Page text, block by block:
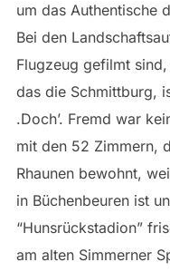
um das Authentische
Bei den
Flugzeug gefilmt
das die Schmittburg,
.Doch’. Fremd war
mit den 52 Zimmern,
Rhaunen bewohnt,
in Büchenbeuren ist
“Hunsrückstadion”
am alten Simmerner